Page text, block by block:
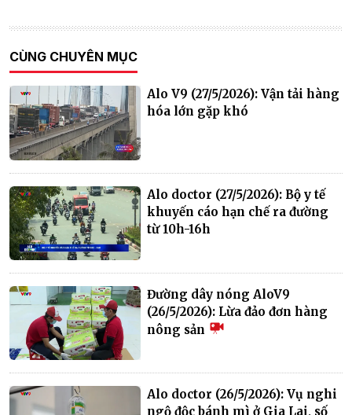
CÙNG CHUYÊN MỤC
Alo V9 (27/5/2026): Vận tải hàng
hóa lớn gặp khó
Alo doctor (27/5/2026): Bộ y tế
khuyến cáo hạn chế ra đường
từ 10h-16h
Đường dây nóng AloV9
(26/5/2026): Lừa đảo đơn hàng
nông sản
Alo doctor (26/5/2026): Vụ nghi
ngộ độc bánh mì ở Gia Lai, số